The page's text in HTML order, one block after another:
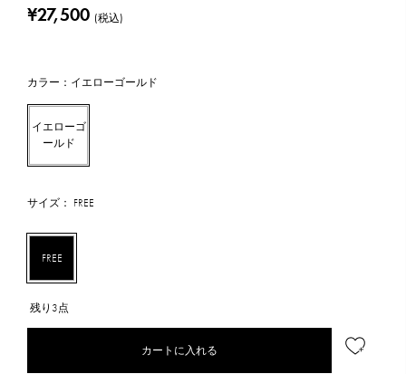
¥27,500 (税込)
カラー：イエローゴールド
イエローゴ
ールド
サイズ： FREE
FREE
残り3点
カートに入れる